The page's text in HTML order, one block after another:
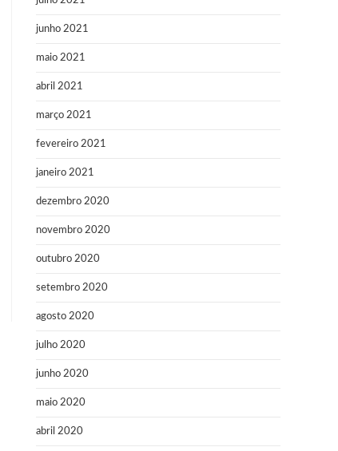
junho 2021
maio 2021
abril 2021
março 2021
fevereiro 2021
janeiro 2021
dezembro 2020
novembro 2020
outubro 2020
setembro 2020
agosto 2020
julho 2020
junho 2020
maio 2020
abril 2020